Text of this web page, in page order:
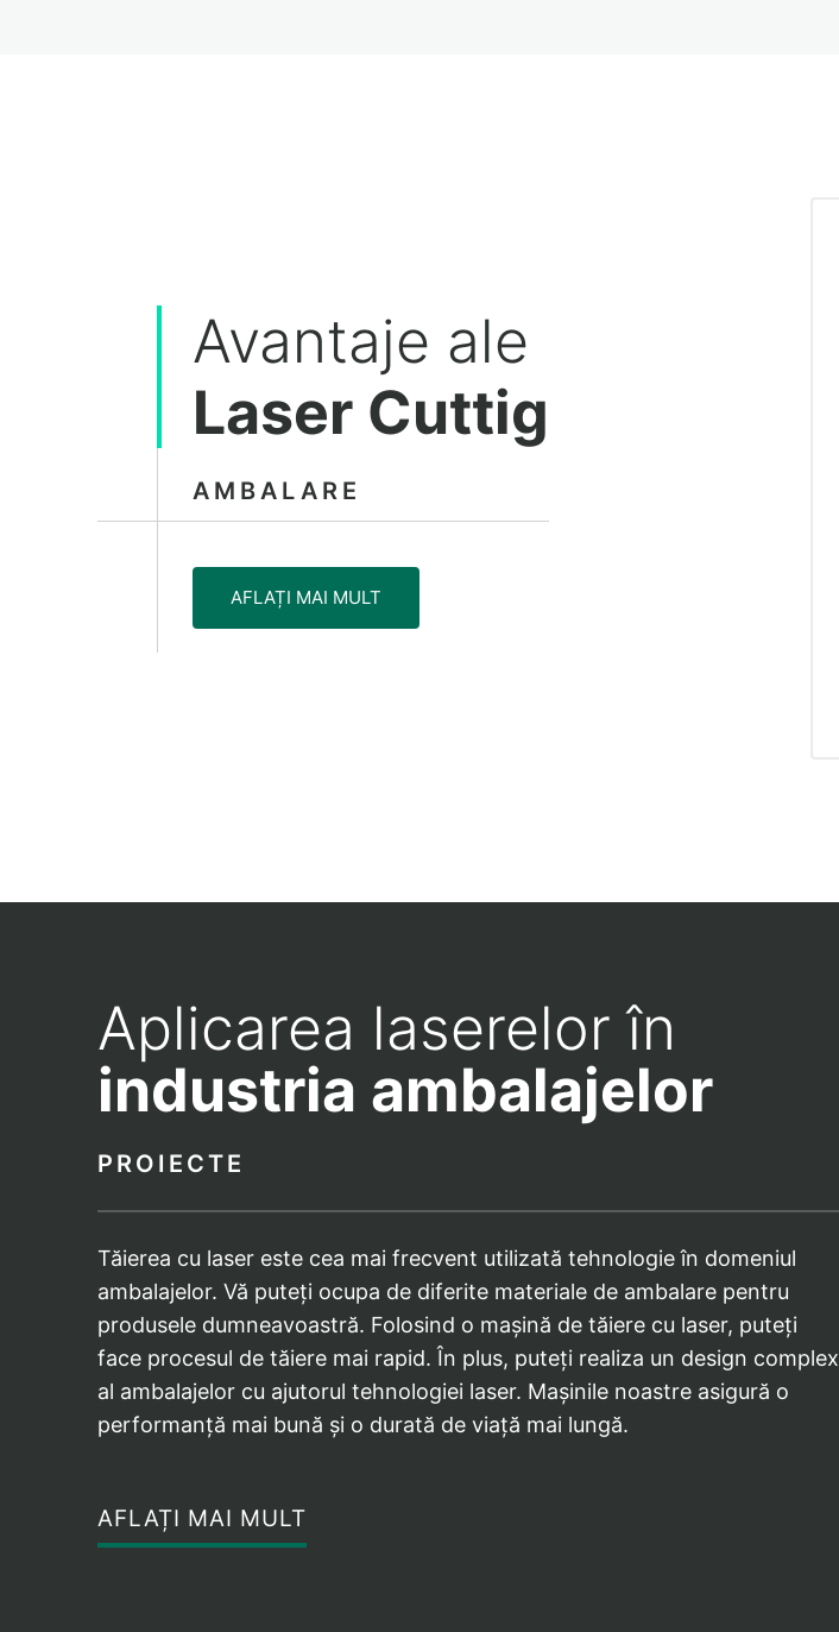
Avantaje ale
Laser Cuttig
AMBALARE
AFLAȚI MAI MULT
Aplicarea laserelor în
industria ambalajelor
PROIECTE
Tăierea cu laser este cea mai frecvent utilizată tehnologie în domeniul
ambalajelor. Vă puteți ocupa de diferite materiale de ambalare pentru
produsele dumneavoastră. Folosind o mașină de tăiere cu laser, puteți
face procesul de tăiere mai rapid. În plus, puteți realiza un design complex
al ambalajelor cu ajutorul tehnologiei laser. Mașinile noastre asigură o
performanță mai bună și o durată de viață mai lungă.
AFLAȚI MAI MULT